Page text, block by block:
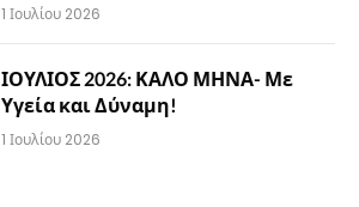
1 Ιουλίου 2026
ΙΟΥΛΙΟΣ 2026: ΚΑΛΟ ΜΗΝΑ- Με
Υγεία και Δύναμη!
1 Ιουλίου 2026